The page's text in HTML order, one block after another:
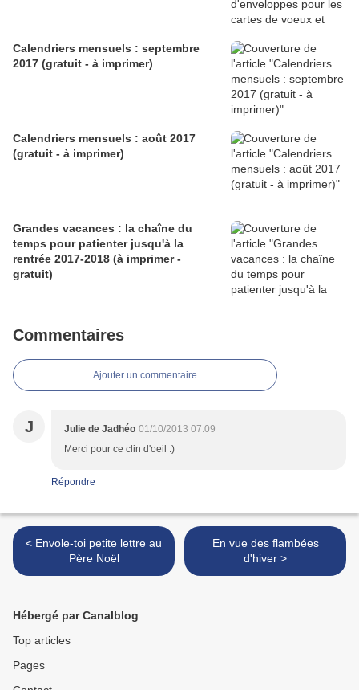
Calendriers mensuels : septembre
2017 (gratuit - à imprimer)
Calendriers mensuels : août 2017
(gratuit - à imprimer)
Grandes vacances : la chaîne du
temps pour patienter jusqu'à la
rentrée 2017-2018 (à imprimer -
gratuit)
Commentaires
Ajouter un commentaire
J Julie de Jadhéo 01/10/2013 07:09
Merci pour ce clin d'oeil :)
Répondre
< Envole-toi petite lettre au
Père Noël
En vue des flambées
d'hiver >
Hébergé par Canalblog
Top articles
Pages